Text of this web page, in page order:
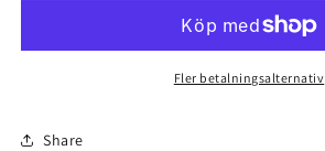
i
Hund
i
Trendigt
Fler betalningsalternativ
Share